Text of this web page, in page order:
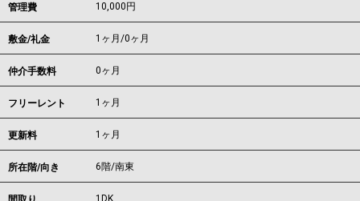
管理費 10,000円
敷金/礼金 1ヶ月/0ヶ月
仲介手数料 0ヶ月
フリーレント 1ヶ月
更新料 1ヶ月
所在階/向き 6階/南東